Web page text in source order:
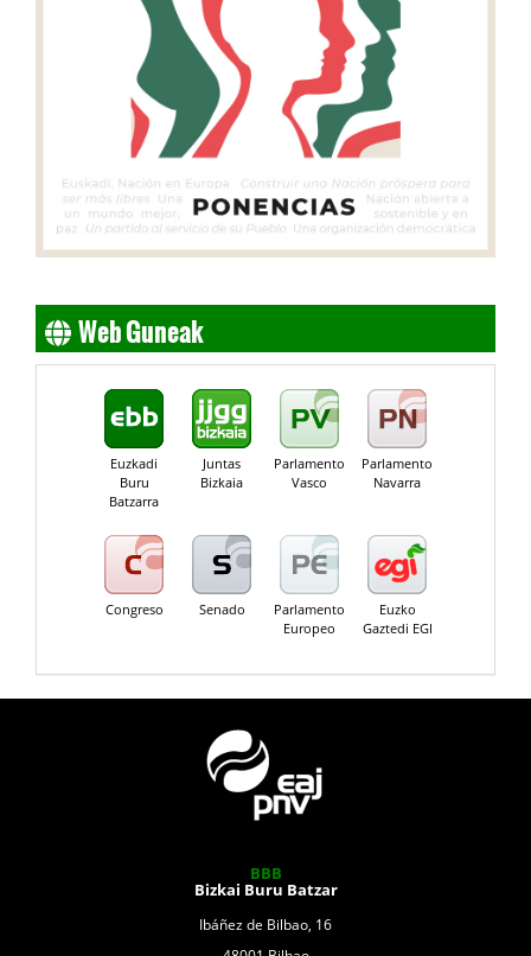
Web Guneak
Euzkadi
Buru
Batzarra
Juntas
Bizkaia
Parlamento
Vasco
Parlamento
Navarra
Congreso Senado
Parlamento
Europeo
Euzko
Gaztedi EGI
BBB
Bizkai Buru Batzar
Ibáñez de Bilbao, 16